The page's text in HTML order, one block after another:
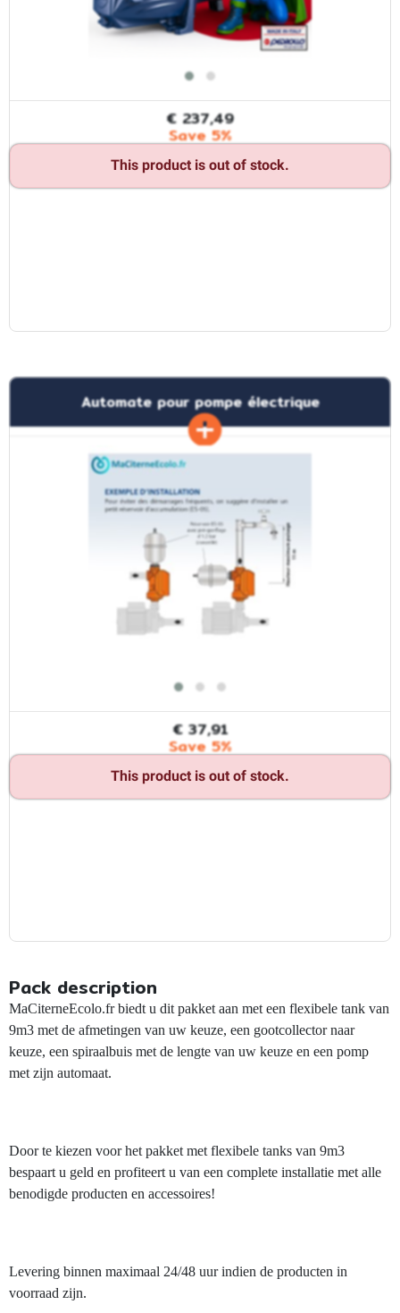
€ 237,49
Save 5%
This product is out of stock.
Automate pour pompe électrique
€ 37,91
Save 5%
This product is out of stock.
Pack description
MaCiterneEcolo.fr biedt u dit pakket aan met een flexibele tank van
9m3 met de afmetingen van uw keuze, een gootcollector naar
keuze, een spiraalbuis met de lengte van uw keuze en een pomp
met zijn automaat.
Door te kiezen voor het pakket met flexibele tanks van 9m3
bespaart u geld en profiteert u van een complete installatie met alle
benodigde producten en accessoires!
Levering binnen maximaal 24/48 uur indien de producten in
voorraad zijn.